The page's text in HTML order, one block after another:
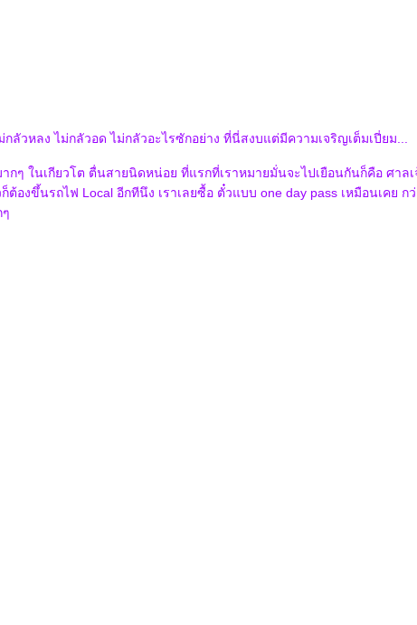
วหลง ไม่กลัวอด ไม่กลัวอะไรซักอย่าง ที่นี่สงบแต่มีความเจริญเต็มเปี่ยม...
ๆ ในเกียวโต ตื่นสายนิดหน่อย ที่แรกที่เราหมายมั่นจะไปเยือนกันก็คือ ศาลเ
งขึ้นรถไฟ Local อีกทีนึง เราเลยซื้อ ตั๋วแบบ one day pass เหมือนเคย ก